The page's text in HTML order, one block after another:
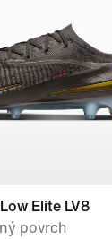
Elite LV8
povrch